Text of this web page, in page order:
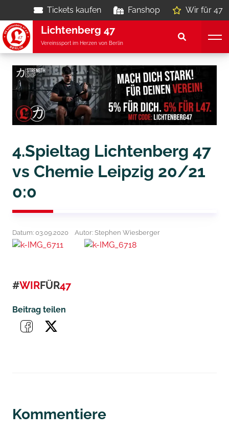
Tickets kaufen Fanshop Wir für 47
Lichtenberg 47
Vereinssport im Herzen von Berlin
4.Spieltag Lichtenberg 47
vs Chemie Leipzig 20/21
0:0
Datum: 03.09.2020 Autor: Stephen Wiesberger
#WIRFÜR47
Beitrag teilen
Kommentiere